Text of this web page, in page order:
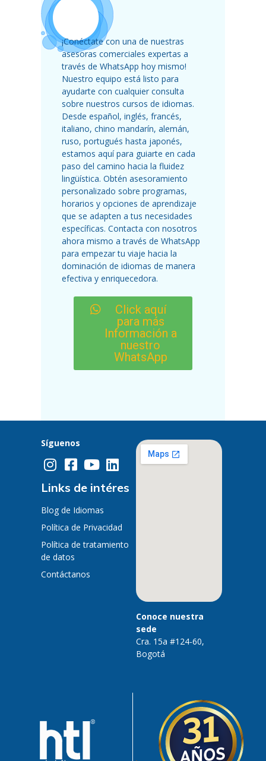
¡Conéctate con una de nuestras
asesoras comerciales expertas a
través de WhatsApp hoy mismo!
Nuestro equipo está listo para
ayudarte con cualquier consulta
sobre nuestros cursos de idiomas.
Desde español, inglés, francés,
italiano, chino mandarín, alemán,
ruso, portugués hasta japonés,
estamos aquí para guiarte en cada
paso del camino hacia la fluidez
lingüística. Obtén asesoramiento
personalizado sobre programas,
horarios y opciones de aprendizaje
que se adapten a tus necesidades
específicas. Contacta con nosotros
ahora mismo a través de WhatsApp
para empezar tu viaje hacia la
dominación de idiomas de manera
efectiva y enriquecedora.
Click aquí
para más
Información a
nuestro
WhatsApp
Síguenos
Links de intéres
Blog de Idiomas
Política de Privacidad
Política de tratamiento
de datos
Contáctanos
Conoce nuestra
sede
Cra. 15a #124-60,
Bogotá